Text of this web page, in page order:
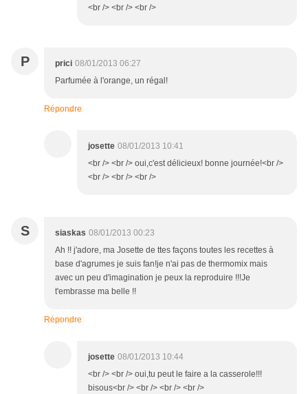
<br /> <br /> <br />
P prici 08/01/2013 06:27
Parfumée à l'orange, un régal!
Répondre
josette 08/01/2013 10:41
<br /> <br /> oui,c'est délicieux! bonne journée!<br />
<br /> <br /> <br />
S siaskas 08/01/2013 00:23
Ah !! j'adore, ma Josette de ttes façons toutes les recettes à
base d'agrumes je suis fan!je n'ai pas de thermomix mais
avec un peu d'imagination je peux la reproduire !!!Je
t'embrasse ma belle !!
Répondre
josette 08/01/2013 10:44
<br /> <br /> oui,tu peut le faire a la casserole!!!
bisous<br /> <br /> <br /> <br />